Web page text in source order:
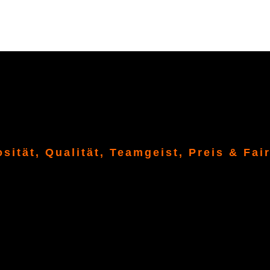
Qualität, Teamgeist, Preis &